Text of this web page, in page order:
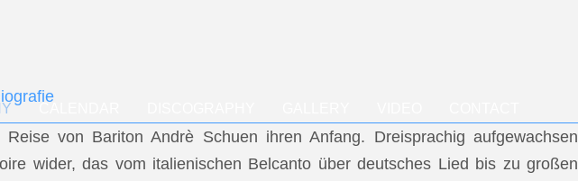
von Bariton Andrè Schuen ihren Anfang. Dreisprachig aufgewachsen
wider, das vom italienischen Belcanto über deutsches Lied bis zu großen